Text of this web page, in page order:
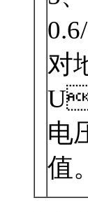
对
电
值。